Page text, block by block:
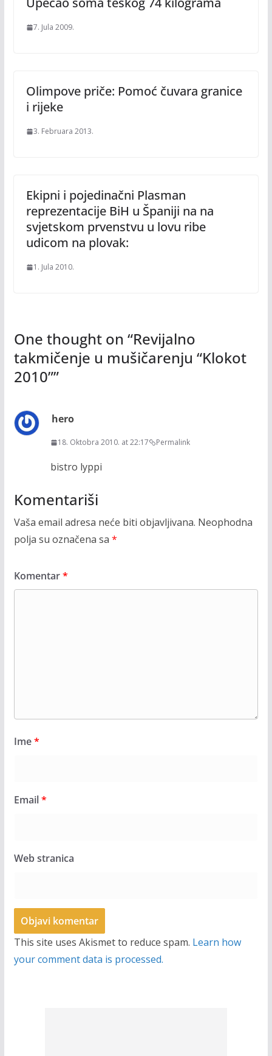
7. Jula 2009.
Olimpove priče: Pomoć čuvara granice
i rijeke
3. Februara 2013.
Ekipni i pojedinačni Plasman
reprezentacije BiH u Španiji na na
svjetskom prvenstvu u lovu ribe
udicom na plovak:
1. Jula 2010.
One thought on “Revijalno
takmičenje u mušičarenju “Klokot
2010””
hero
18. Oktobra 2010. at 22:17 Permalink
bistro lyppi
Komentariši
Vaša email adresa neće biti objavljivana. Neophodna
polja su označena sa *
Komentar*
Ime*
Email*
Web stranica
This site uses Akismet to reduce spam. Learn how
your comment data is processed.